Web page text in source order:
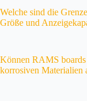
Welche sind die
Größe und
Können RAMS boards
korrosiven Materialien